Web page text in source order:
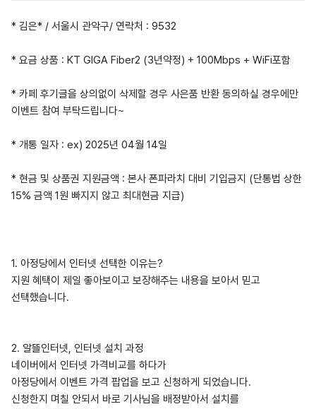
* 김은* / 서울시 관악구/ 연락처 : 9532
* 요금 상품 : KT GIGA Fiber2 (3년약정) + 100Mbps + WiFi포함
* 카페 후기글을 상의없이 삭제할 경우 사은품 반환 동의하실 경우에만
이벤트 참여 부탁드립니다~
* 개통 일자 : ex) 2025년 04월 14일
* 현금 및 상품권 지원금액 : 본사 폰파라치 대비 기입금지 (단통법 상한
15% 금액 1원 빠지지 않고 최대현금 지급)
1. 아정당에서 인터넷 선택한 이유는?
지원 혜택이 제일 좋아보이고 보장해주는 내용을 보아서 믿고
선택했습니다.
2. 알뜰인터넷, 인터넷 설치 과정
네이버에서 인터넷 가격비교를 하다가
아정당에서 이벤트 가격 팝업을 보고 신청하게 되었습니다.
신청한지 며칠 안되서 바로 기사님을 배정받아서 설치를